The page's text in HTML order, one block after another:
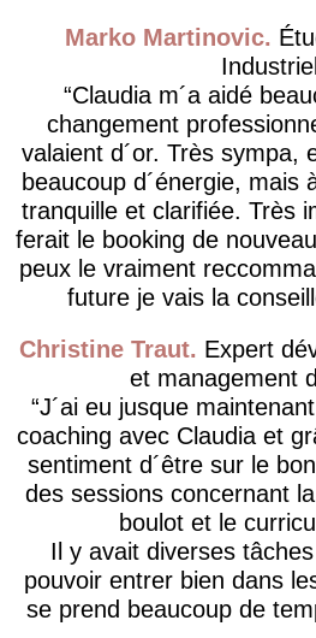
Marko Martinovic
Industriel
Claudia m´a aidé
changement
valaient d´or. Très sympa,
beaucoup d´énergie, mais
tranquille et clarifiée. Très
ferait le booking de
peux le vraiment
future je vais la
Christine Traut
Expert
et management
J´ai eu jusque
coaching avec Claudia et
sentiment d´être sur le
des sessions concernant
boulot et le
Il y avait diverses
pouvoir entrer bien dans
se prend beaucoup de